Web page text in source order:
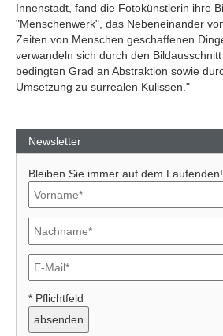
Innenstadt, fand die Fotokünstlerin ihre
"Menschenwerk", das Nebeneinander
Zeiten von Menschen geschaffenen
verwandeln sich durch den
bedingten Grad an Abstraktion sowie
Umsetzung zu surrealen Kulissen."
Newsletter
Bleiben Sie immer auf dem Laufenden!
* Pflichtfeld